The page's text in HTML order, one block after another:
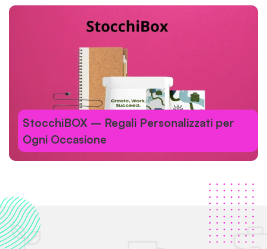
StocchiBOX – Regali Personalizzati per
Ogni Occasione